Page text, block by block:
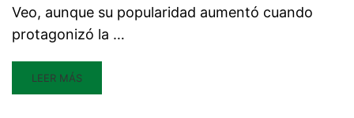
Veo, aunque su popularidad aumentó cuando
protagonizó la …
LEER MÁS